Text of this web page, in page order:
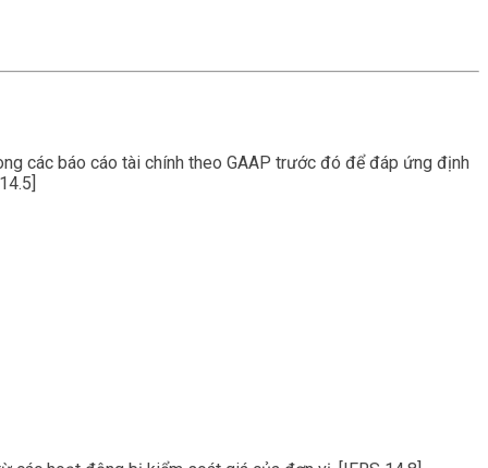
các báo cáo tài chính theo GAAP trước đó để đáp ứng định